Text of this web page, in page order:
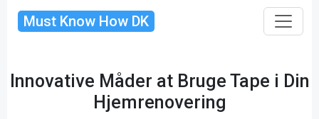
Must Know How DK
Innovative Måder at Bruge Tape i Din
Hjemrenovering